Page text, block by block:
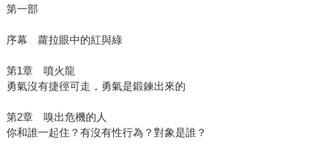
第一部
序幕 蘿拉眼中的紅與綠
第1章 噴火龍
勇氣沒有捷徑可走，勇氣是鍛鍊出來的
第2章 嗅出危機的人
你和誰一起住？有沒有性行為？對象是誰？